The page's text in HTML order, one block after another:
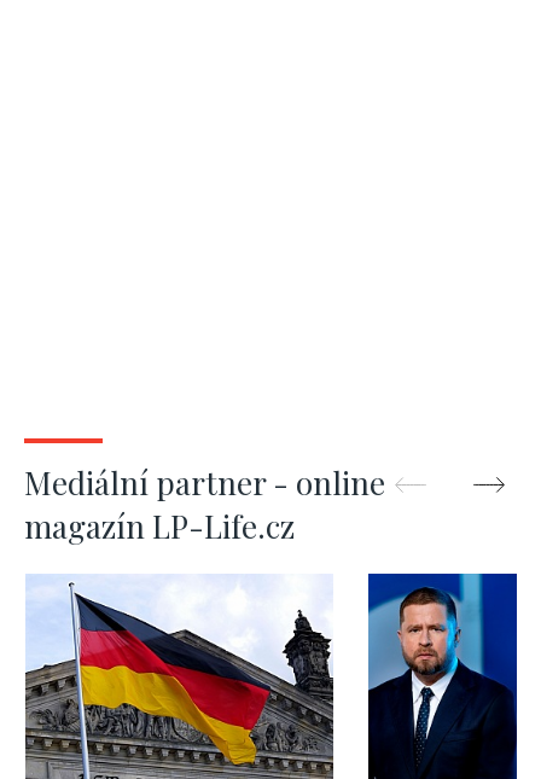
Mediální partner - online
magazín LP-Life.cz